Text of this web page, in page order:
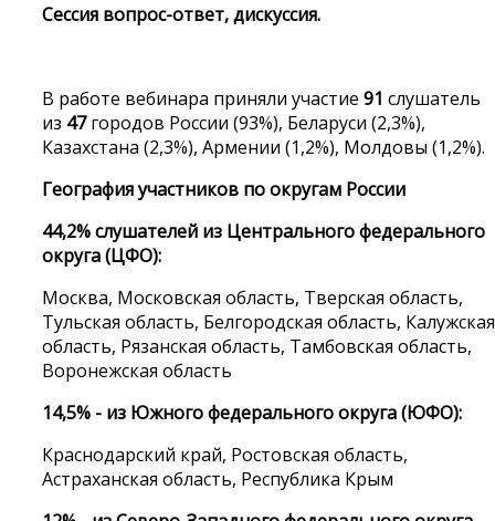
Сессия вопрос-ответ, дискуссия.
В работе вебинара приняли участие 91 слушатель
из 47городов России (93%), Беларуси (2,3%),
Казахстана (2,3%), Армении (1,2%), Молдовы (1,2%).
География участников по округам России
44,2% слушателей из Центрального федерального
округа (ЦФО):
Москва, Московская область, Тверская область,
Тульская область, Белгородская область, Калужская
область, Рязанская область, Тамбовская область,
Воронежская область
14,5% - из Южного федерального округа (ЮФО):
Краснодарский край, Ростовская область,
Астраханская область, Республика Крым